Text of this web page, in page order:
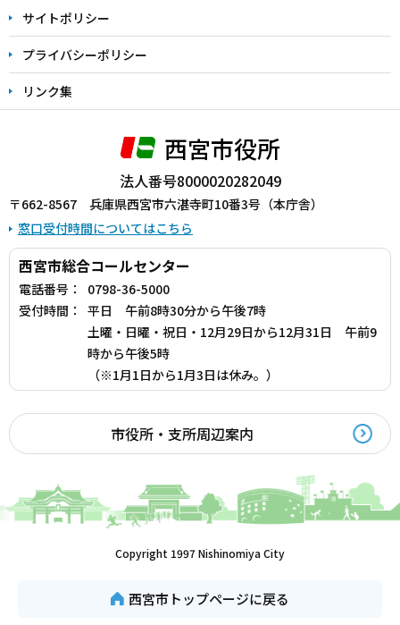
サイトポリシー
プライバシーポリシー
リンク集
西宮市役所
法人番号8000020282049
〒662-8567 兵庫県西宮市六湛寺町10番3号（本庁舎）
窓口受付時間についてはこちら
西宮市総合コールセンター
電話番号：
0798-36-5000
受付時間：
平日 午前8時30分から午後7時
土曜・日曜・祝日・12月29日から12月31日 午前9
時から午後5時
（※1月1日から1月3日は休み。）
市役所・支所周辺案内
Copyright 1997 Nishinomiya City
西宮市トップページに戻る